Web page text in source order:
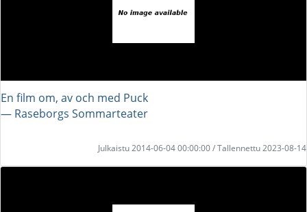
En film om, av och med Puck
― Raseborgs Sommarteater
Julkaistu 2014-06-04 00:00:00 / Tallennettu 2023-08-14